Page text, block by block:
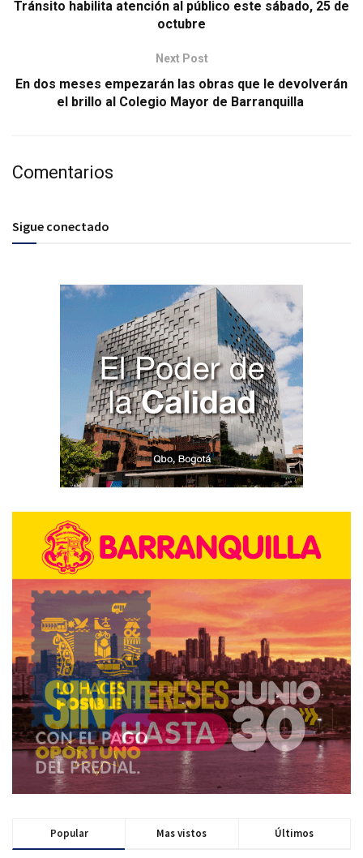
Tránsito habilita atención al público este sábado, 25 de
octubre
Next Post
En dos meses empezarán las obras que le devolverán
el brillo al Colegio Mayor de Barranquilla
Comentarios
Sigue conectado
Popular Mas vistos Últimos